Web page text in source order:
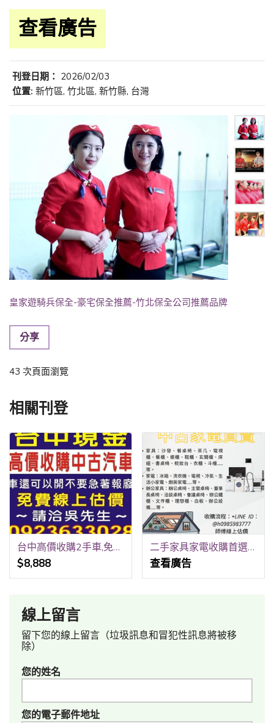
查看廣告
刊登日期： 2026/02/03
位置: 新竹區, 竹北區, 新竹縣, 台灣
皇家遊騎兵保全-豪宅保全推薦-竹北保全公司推薦品牌
分享
43 次頁面瀏覽
相關刊登
台中高價收購2手車,免費線上報價,到府收購,請洽0923-633028吳先生
$8,888
二手家具家電收購首選LINE傳照片立即估價0985-983-777
查看廣告
線上留言
留下您的線上留言（垃圾訊息和冒犯性訊息將被移
除）
您的姓名
您的電子郵件地址